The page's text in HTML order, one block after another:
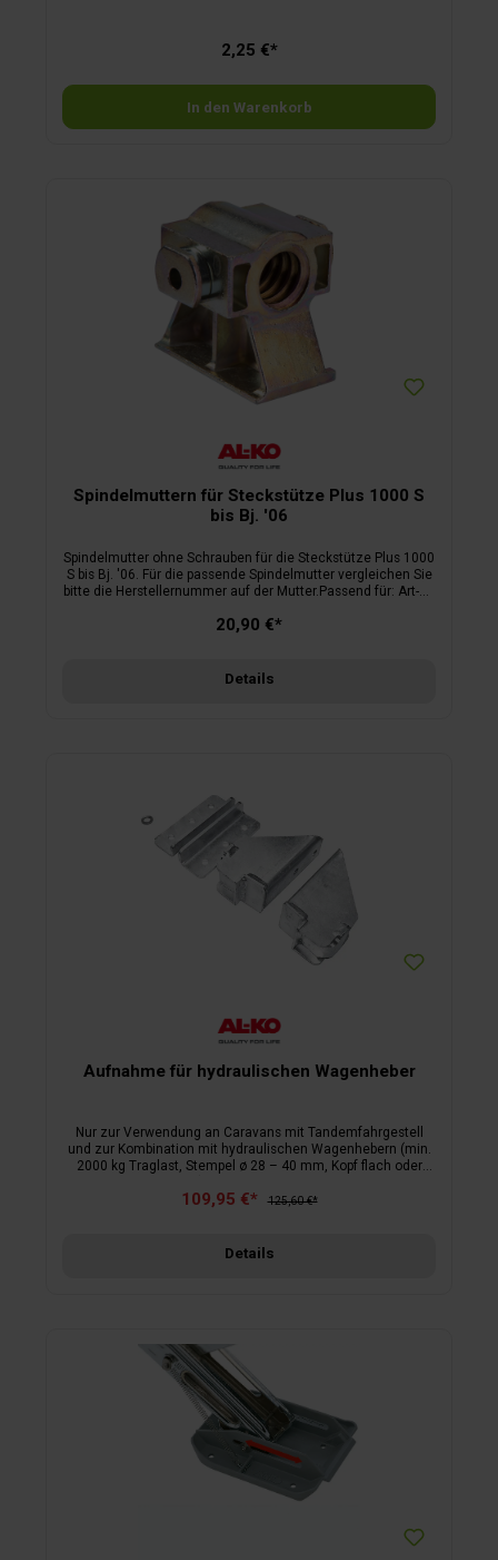
2,25 €*
In den Warenkorb
Spindelmuttern für Steckstütze Plus 1000 S
bis Bj. '06
Spindelmutter ohne Schrauben für die Steckstütze Plus 1000
S bis Bj. '06. Für die passende Spindelmutter vergleichen Sie
bitte die Herstellernummer auf der Mutter.Passend für: Art-Nr.
20,90 €*
Details
Aufnahme für hydraulischen Wagenheber
Nur zur Verwendung an Caravans mit Tandemfahrgestell
und zur Kombination mit hydraulischen Wagenhebern (min.
2000 kg Traglast, Stempel ø 28 – 40 mm, Kopf flach oder
109,95 €* 125,60 €*
Details